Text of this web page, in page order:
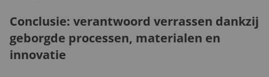
Conclusie: verantwoord verrassen dankzij
geborgde processen, materialen en
innovatie